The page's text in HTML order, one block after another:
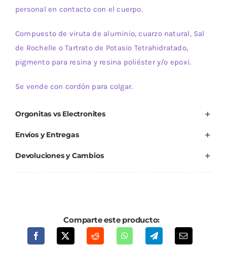
personal en contacto con el cuerpo.
Compuesto de viruta de aluminio, cuarzo natural, Sal
de Rochelle o Tartrato de Potasio Tetrahidratado,
pigmento para resina y resina poliéster y/o epoxi.
Se vende con cordón para colgar.
Orgonitas vs Electronites
Envíos y Entregas
Devoluciones y Cambios
Comparte este producto: